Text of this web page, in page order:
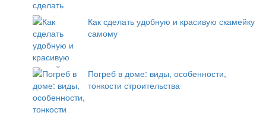
Как сделать удобную и красивую скамейку
самому
Погреб в доме: виды, особенности,
тонкости строительства